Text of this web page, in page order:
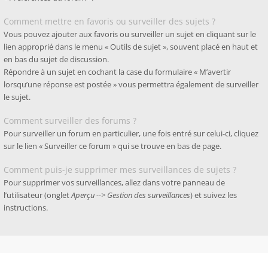
Comment mettre en favoris ou surveiller des sujets ?
Vous pouvez ajouter aux favoris ou surveiller un sujet en cliquant sur le
lien approprié dans le menu « Outils de sujet », souvent placé en haut et
en bas du sujet de discussion.
Répondre à un sujet en cochant la case du formulaire « M’avertir
lorsqu’une réponse est postée » vous permettra également de surveiller
le sujet.
Comment surveiller des forums ?
Pour surveiller un forum en particulier, une fois entré sur celui-ci, cliquez
sur le lien « Surveiller ce forum » qui se trouve en bas de page.
Comment puis-je supprimer mes surveillances de sujets ?
Pour supprimer vos surveillances, allez dans votre panneau de
l’utilisateur (ongletAperçu --> Gestion des surveillances) et suivez les
instructions.